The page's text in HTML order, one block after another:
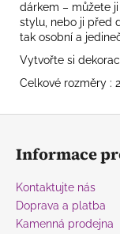
dárkem – můžete
stylu, nebo ji před
tak osobní a
Vytvořte si
Celkové rozměry :
Informace
Kontaktujte nás
Doprava a platba
Kamenná prodejna